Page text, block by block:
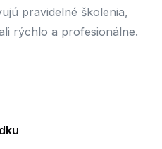
pravidelné školenia,
rýchlo a profesionálne.